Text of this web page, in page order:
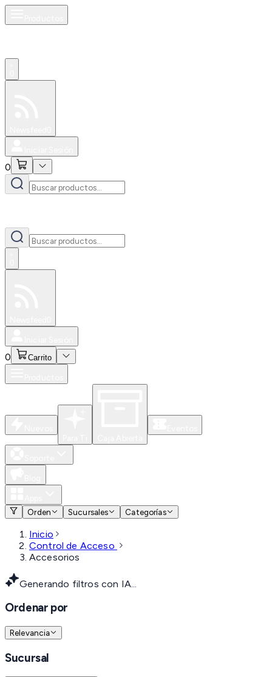
0
0 Carrito
Orden
Sucursales Categorías
Inicio
Control de Acceso
Accesorios
Generando filtros con IA...
Ordenar por
Relevancia
Sucursal